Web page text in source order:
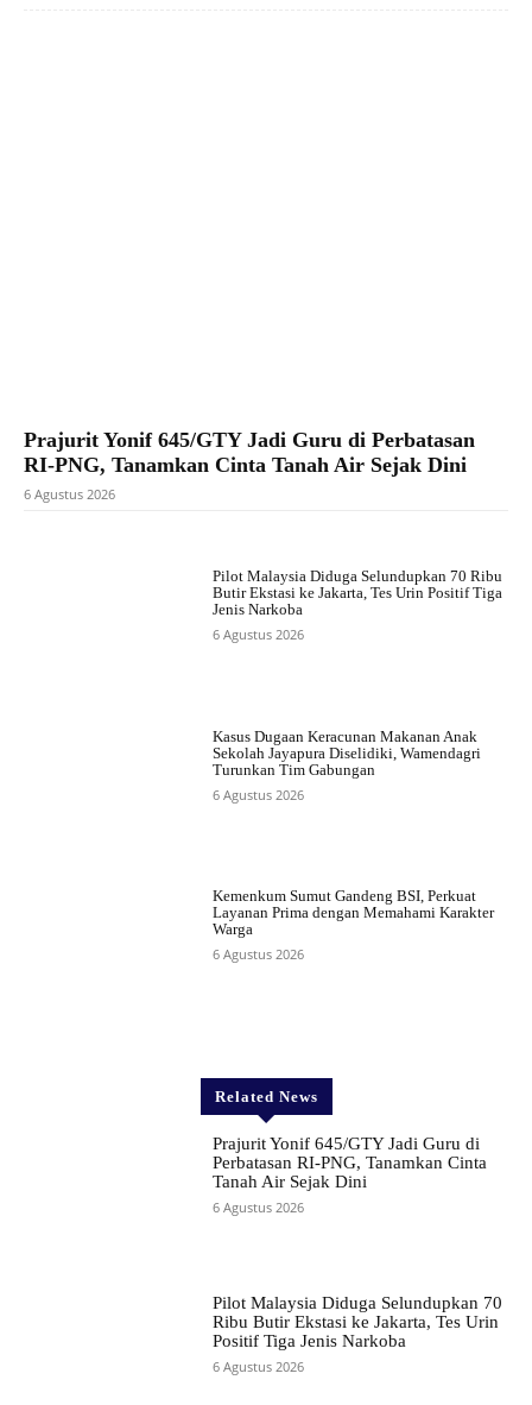
Prajurit Yonif 645/GTY Jadi Guru di Perbatasan
RI-PNG, Tanamkan Cinta Tanah Air Sejak Dini
6 Agustus 2026
Pilot Malaysia Diduga Selundupkan 70 Ribu
Butir Ekstasi ke Jakarta, Tes Urin Positif Tiga
Jenis Narkoba
6 Agustus 2026
Kasus Dugaan Keracunan Makanan Anak
Sekolah Jayapura Diselidiki, Wamendagri
Turunkan Tim Gabungan
6 Agustus 2026
Kemenkum Sumut Gandeng BSI, Perkuat
Layanan Prima dengan Memahami Karakter
Warga
6 Agustus 2026
Related News
Prajurit Yonif 645/GTY Jadi Guru di
Perbatasan RI-PNG, Tanamkan Cinta
Tanah Air Sejak Dini
6 Agustus 2026
Pilot Malaysia Diduga Selundupkan 70
Ribu Butir Ekstasi ke Jakarta, Tes Urin
Positif Tiga Jenis Narkoba
6 Agustus 2026